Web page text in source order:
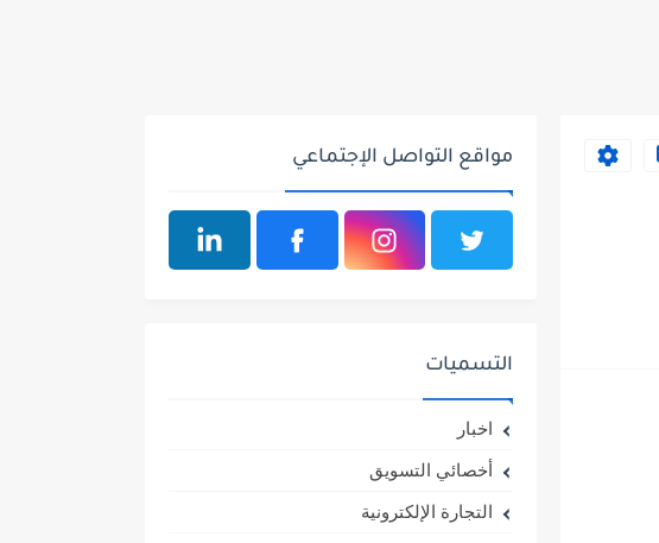
مواقع التواصل الإجتماعي
التسميات
اخبار
أخصائي التسويق
التجارة الإلكترونية